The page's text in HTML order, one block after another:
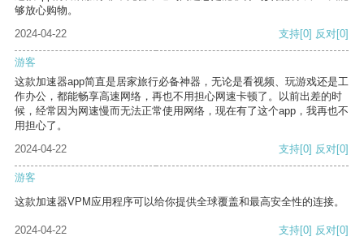
够放心购物。
2024-04-22
支持[0] 反对[0]
游客
这款加速器app简直是居家旅行必备神器，无论是看视频、玩游戏还是工
作办公，都能畅享高速网络，再也不用担心网速卡顿了。以前出差的时
候，经常因为网速慢而无法正常使用网络，现在有了这个app，我再也不
用担心了。
2024-04-22
支持[0] 反对[0]
游客
这款加速器VPM应用程序可以给你提供全球覆盖和最高安全性的连接。
2024-04-22 支持[0] 反对[0]